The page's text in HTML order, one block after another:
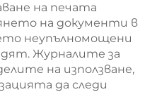
на печата
на документи в
неупълномощени
Журналите за
на използване,
да следи